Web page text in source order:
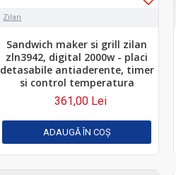
Zilan
Sandwich maker si grill zilan
zln3942, digital 2000w - placi
detasabile antiaderente, timer
si control temperatura
361,00 Lei
ADAUGĂ ÎN COŞ